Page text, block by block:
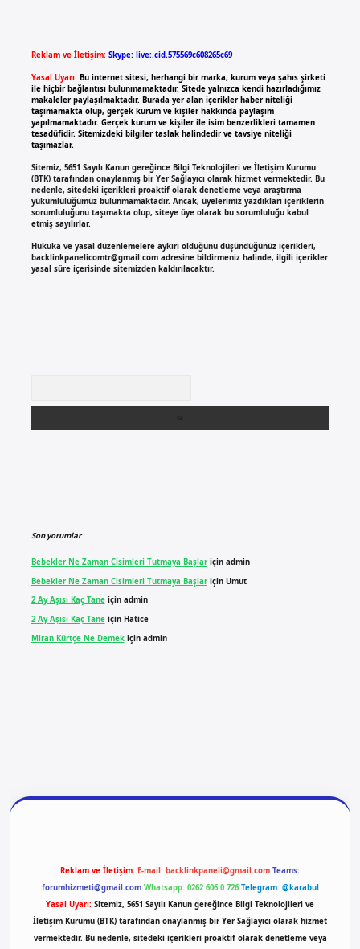
Reklam ve İletişim: Skype: live:.cid.575569c608265c69
Yasal Uyarı: Bu internet sitesi, herhangi bir marka, kurum veya şahıs şirketi
ile hiçbir bağlantısı bulunmamaktadır. Sitede yalnızca kendi hazırladığımız
makaleler paylaşılmaktadır. Burada yer alan içerikler haber niteliği
taşımamakta olup, gerçek kurum ve kişiler hakkında paylaşım
yapılmamaktadır. Gerçek kurum ve kişiler ile isim benzerlikleri tamamen
tesadüfidir. Sitemizdeki bilgiler taslak halindedir ve tavsiye niteliği
taşımazlar.
Sitemiz, 5651 Sayılı Kanun gereğince Bilgi Teknolojileri ve İletişim Kurumu
(BTK) tarafından onaylanmış bir Yer Sağlayıcı olarak hizmet vermektedir. Bu
nedenle, sitedeki içerikleri proaktif olarak denetleme veya araştırma
yükümlülüğümüz bulunmamaktadır. Ancak, üyelerimiz yazdıkları içeriklerin
sorumluluğunu taşımakta olup, siteye üye olarak bu sorumluluğu kabul
etmiş sayılırlar.
Hukuka ve yasal düzenlemelere aykırı olduğunu düşündüğünüz içerikleri,
backlinkpanelicomtr@gmail.comadresine bildirmeniz halinde, ilgili içerikler
yasal süre içerisinde sitemizden kaldırılacaktır.
Son yorumlar
Bebekler Ne Zaman Cisimleri Tutmaya Başlariçin admin
Bebekler Ne Zaman Cisimleri Tutmaya Başlariçin Umut
2 Ay Aşısı Kaç Taneiçin admin
2 Ay Aşısı Kaç Taneiçin Hatice
Miran Kürtçe Ne Demekiçin admin
Reklam ve İletişim: E-mail: backlinkpaneli@gmail.com Teams:
forumhizmeti@gmail.com Whatsapp: 0262 606 0 726 Telegram: @karabul
Yasal Uyarı: Sitemiz, 5651 Sayılı Kanun gereğince Bilgi Teknolojileri ve
İletişim Kurumu (BTK) tarafından onaylanmış bir Yer Sağlayıcı olarak hizmet
vermektedir. Bu nedenle, sitedeki içerikleri proaktif olarak denetleme veya